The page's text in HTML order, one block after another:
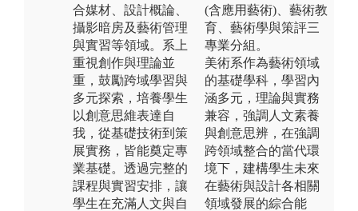
合媒材、設計概論、
攝影暗房及藝術管理
與實習等領域。系上
重視創作與理論並
重，鼓勵跨域學習與
多元探索，培養學生
以創意思維表達自
我，從基礎技術到策
展實務，皆能奠定專
業基礎。透過完整的
課程與實習安排，讓
學生在充滿人文與自
(含應用藝術)、藝術教
育、藝術學與策評三
專業分組。
美術系作為藝術領域
的基礎學科，學習內
涵多元，理論與實務
兼容，強調人文素養
與創意思辨，在強調
跨領域整合的當代環
境下，建構學生未來
在藝術與設計各相關
領域發展的綜合能